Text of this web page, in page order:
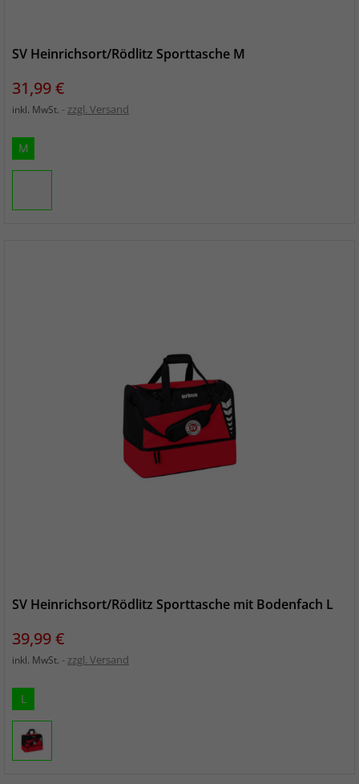
SV Heinrichsort/Rödlitz Sporttasche M
Preis
31,99 €
inkl. MwSt. zzgl. Versand
M
SV Heinrichsort/Rödlitz Sporttasche mit Bodenfach L
Preis
39,99 €
inkl. MwSt. zzgl. Versand
L